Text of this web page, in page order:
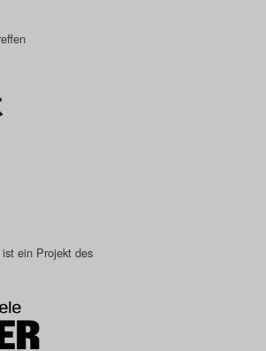
Blog
2022
Blog
2023
ein Projekt des